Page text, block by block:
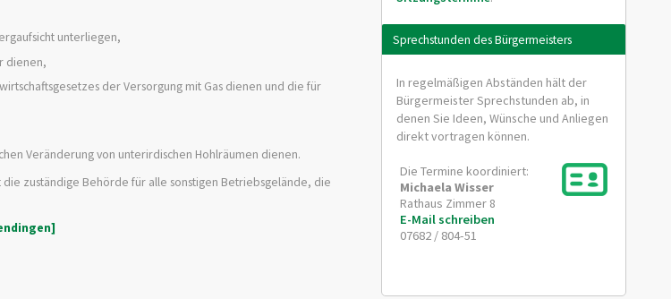
unterliegen,
dienen,
der Versorgung mit Gas dienen und die für
Veränderung von unterirdischen Hohlräumen dienen.
zuständige Behörde für alle sonstigen Betriebsgelände, die
Sprechstunden des Bürgermeisters
In regelmäßigen Abständen hält der
Bürgermeister Sprechstunden ab, in
denen Sie Ideen, Wünsche und Anliegen
direkt vortragen können.
Die Termine koordiniert:
Michaela Wisser
Rathaus Zimmer 8
E-Mail schreiben
07682 / 804-51